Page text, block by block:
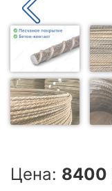
Цена: 8400